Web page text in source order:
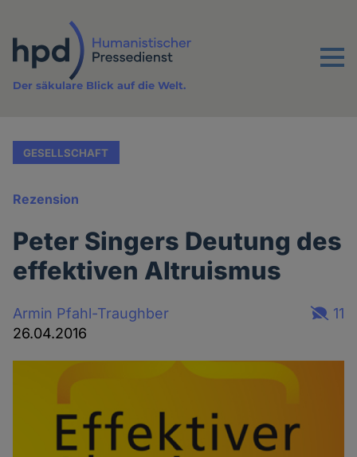
Inhalt
Menu
Der säkulare Blick auf die Welt.
GESELLSCHAFT
Rezension
Peter Singers Deutung des
effektiven Altruismus
Armin Pfahl-Traughber
26.04.2016
11